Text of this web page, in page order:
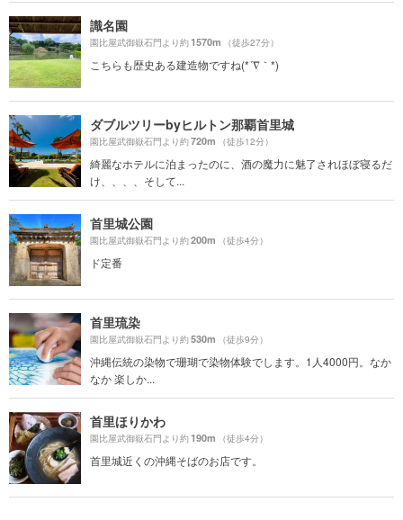
識名園
園比屋武御嶽石門より約1570m （徒歩27分）
こちらも歴史ある建造物ですね(*´∇｀*)
ダブルツリーbyヒルトン那覇首里城
園比屋武御嶽石門より約720m （徒歩12分）
綺麗なホテルに泊まったのに、酒の魔力に魅了されほぼ寝るだ
け、、、、そして...
首里城公園
園比屋武御嶽石門より約200m （徒歩4分）
ド定番
首里琉染
園比屋武御嶽石門より約530m （徒歩9分）
沖縄伝統の染物で珊瑚で染物体験でします。1人4000円。なか
なか 楽しか...
首里ほりかわ
園比屋武御嶽石門より約190m （徒歩4分）
首里城近くの沖縄そばのお店です。